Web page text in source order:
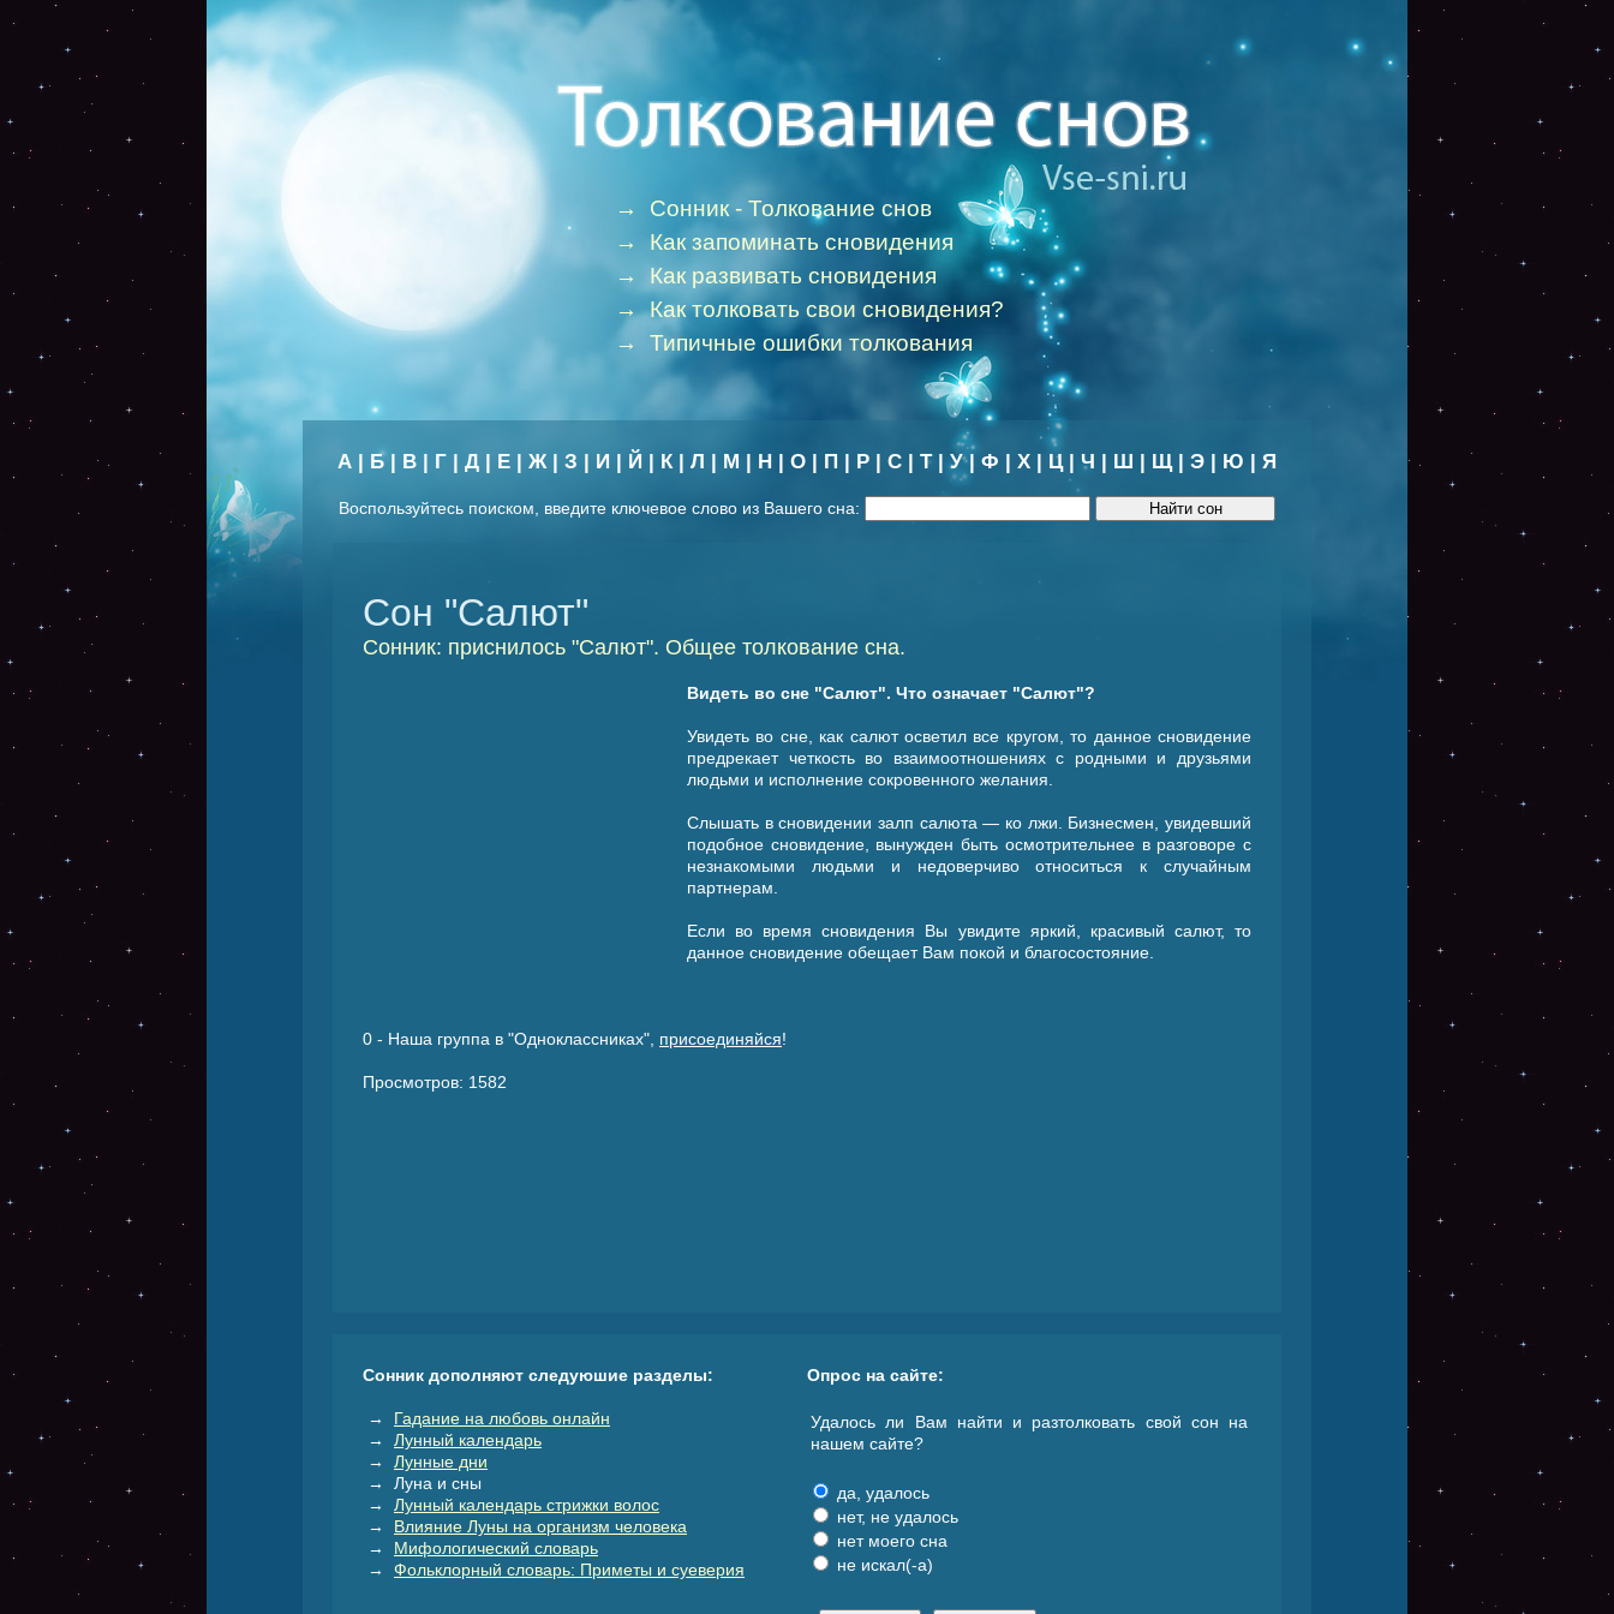
→ Сонник - Толкование снов
→ Как запоминать сновидения
→ Как развивать сновидения
→Как толковать свои сновидения?
→ Типичные ошибки толкования
А | Б| В | Г | Д | Е | Ж| З | И | Й | К| Л | М | Н | О | П | Р | С | Т|У| Ф | Х | Ц| Ч | Ш | Щ| Э | Ю | Я
Воспользуйтесь поиском, введите ключевое слово из Вашего сна:
Сон "Салют"
Сонник: приснилось "Салют". Общее толкование сна.
Видеть во сне "Салют". Что означает "Салют"?
Увидеть во сне, как салют осветил все кругом, то данное сновидение
предрекает четкость во взаимоотношениях с родными и друзьями
людьми и исполнение сокровенного желания.
Слышать в сновидении залп салюта — ко лжи. Бизнесмен, увидевший
подобное сновидение, вынужден быть осмотрительнее в разговоре с
незнакомыми людьми и недоверчиво относиться к случайным
партнерам.
Если во время сновидения Вы увидите яркий, красивый салют, то
данное сновидение обещает Вам покой и благосостояние.
0 - Наша группа в "Одноклассниках", присоединяйся!
Просмотров: 1582
Сонник дополняют следуюшие разделы:
→ Гадание на любовь онлайн
→ Лунный календарь
→ Лунные дни
→ Луна и сны
→ Лунный календарь стрижки волос
→ Влияние Луны на организм человека
→ Мифологический словарь
→ Фольклорный словарь: Приметы и суеверия
Опрос на сайте:
Удалось ли Вам найти и разтолковать свой сон на
нашем сайте?
да, удалось
нет, не удалось
нет моего сна
не искал(-а)